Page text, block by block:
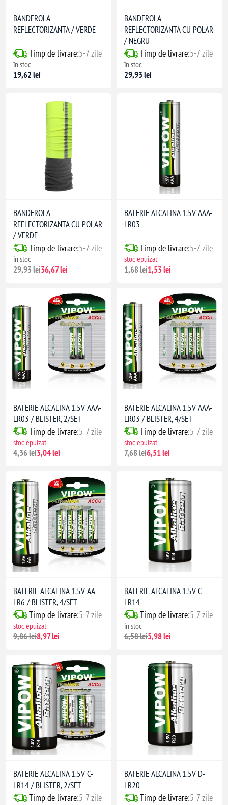
BANDEROLA
REFLECTORIZANTA / VERDE
Timp de livrare:5-7 zile
în stoc
19,62 lei
BANDEROLA
REFLECTORIZANTA CU POLAR
/ NEGRU
Timp de livrare:5-7 zile
în stoc
29,93 lei
BANDEROLA
REFLECTORIZANTA CU POLAR
/ VERDE
Timp de livrare:5-7 zile
în stoc
29,93 lei36,67 lei
BATERIE ALCALINA 1.5V AAA-
LR03
Timp de livrare:5-7 zile
stoc epuizat
1,68 lei1,53 lei
BATERIE ALCALINA 1.5V AAA-
LR03 / BLISTER, 2/SET
Timp de livrare:5-7 zile
stoc epuizat
4,36 lei3,04 lei
BATERIE ALCALINA 1.5V AAA-
LR03 / BLISTER, 4/SET
Timp de livrare:5-7 zile
stoc epuizat
7,68 lei6,51 lei
BATERIE ALCALINA 1.5V AA-
LR6 / BLISTER, 4/SET
Timp de livrare:5-7 zile
stoc epuizat
9,86 lei8,97 lei
BATERIE ALCALINA 1.5V C-
LR14
Timp de livrare:5-7 zile
în stoc
6,58 lei5,98 lei
BATERIE ALCALINA 1.5V C-
LR14 / BLISTER, 2/SET
Timp de livrare:5-7 zile
BATERIE ALCALINA 1.5V D-
LR20
Timp de livrare:5-7 zile